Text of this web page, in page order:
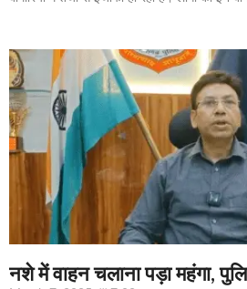
नशे में वाहन चलाना पड़ा महंगा,